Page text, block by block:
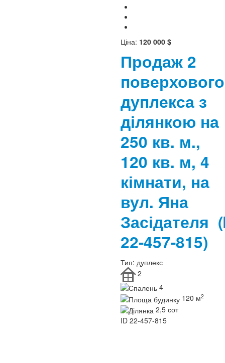
Ціна: 120 000 $
Продаж 2
поверхового
дуплекса з
ділянкою на
250 кв. м.,
120 кв. м, 4
кімнати, на
вул. Яна
Засідателя
22-457-815)
Тип: дуплекс
2
4
120 м2
2,5 сот
ID 22-457-815